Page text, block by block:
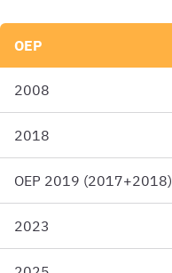
OEP
2008
2018
OEP 2019 (2017+2018)
2023